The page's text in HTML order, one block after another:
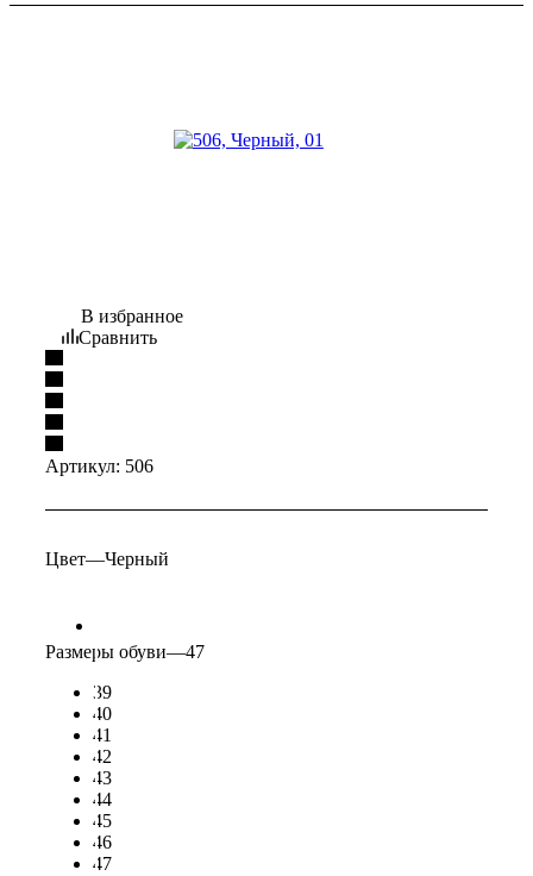
В избранное
Сравнить
Артикул: 506
Цвет—Черный
Размеры обуви—47
39
40
41
42
43
44
45
46
47